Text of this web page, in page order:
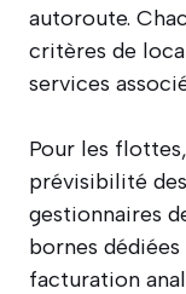
autoroute.
critères de
services
Pour les
prévisibilité
gestionnaires
bornes
facturation